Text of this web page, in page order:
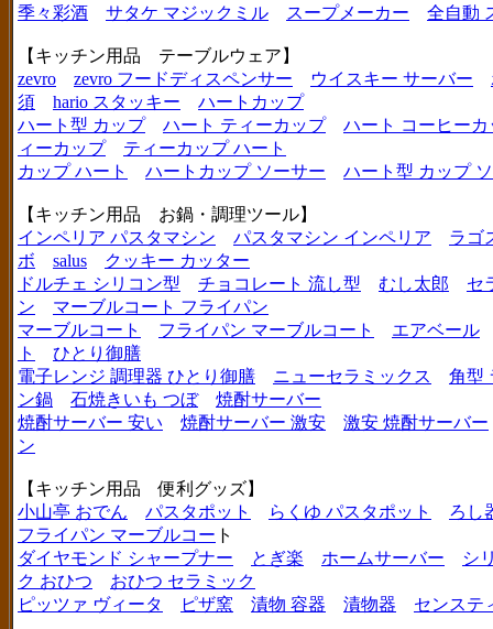
季々彩酒
サタケ マジックミル スープメーカー 全自動
【キッチン用品 テーブルウェア】
zevro
zevro フードディスペンサー ウイスキー サーバー
須
hario スタッキー
ハートカップ
ハート型 カップ
ハート ティーカップ
ハート コーヒーカ
ィーカップ
ティーカップ ハート
カップ ハート
ハートカップ ソーサー ハート型 カップ
【キッチン用品 お鍋・調理ツール】
インペリア パスタマシン
パスタマシン インペリア
ラゴ
ボ
salus
クッキー カッター
ドルチェ シリコン型
チョコレート 流し型 むし太郎
セ
ン
マーブルコート フライパン
マーブルコート
フライパン マーブルコート
エアベール
ト
ひとり御膳
電子レンジ 調理器 ひとり御膳
ニューセラミックス
角型
ン鍋
石焼きいも つぼ
焼酎サーバー
焼酎サーバー 安い
焼酎サーバー 激安
激安 焼酎サーバー
ン
【キッチン用品 便利グッズ】
小山亭 おでん
パスタポット らくゆ パスタポット
ろし
フライパン マーブルコー ト
ダイヤモンド シャープナー
とぎ楽 ホームサーバー
シ
ク おひつ
おひつ セラミック
ピッツァ ヴィータ
ピザ窯 漬物 容器 漬物器 センステ